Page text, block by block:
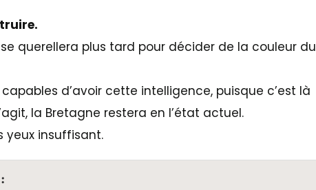
querellera plus tard pour décider de la couleur du
d’avoir cette intelligence, puisque c’est là
la Bretagne restera en l’état actuel.
yeux insuffisant.